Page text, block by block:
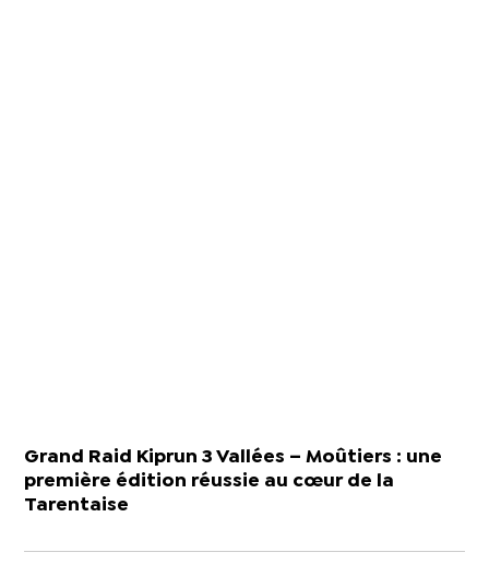
Grand Raid Kiprun 3 Vallées – Moûtiers : une
première édition réussie au cœur de la
Tarentaise